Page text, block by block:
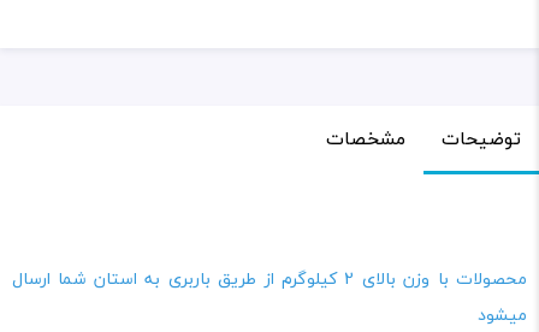
توضیحات مشخصات
محصولات با وزن بالای 2 کیلوگرم از طریق باربری به استان شما ارسال
میشود